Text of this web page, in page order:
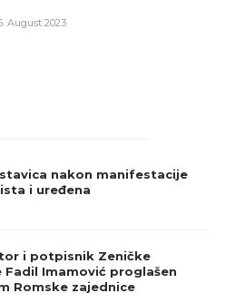
August 2023
nakon manifestacije
i uređena
i potpisnik Zeničke
Fadil Imamović proglašen
Romske zajednice